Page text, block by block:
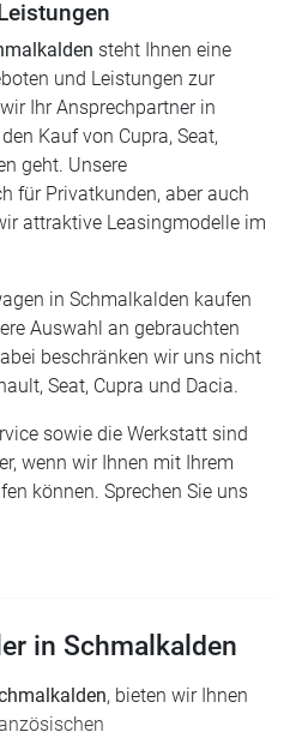
Ihr Ansprechpartner in
Kauf von Cupra, Seat,
geht. Unsere
für Privatkunden, aber auch
attraktive Leasingmodelle im
in Schmalkalden kaufen
Auswahl an gebrauchten
Seat, Cupra und Dacia.
sowie die Werkstatt sind
wenn wir Ihnen mit Ihrem
können. Sprechen Sie uns
für Privatkunden oder
für Gewerbekunden,